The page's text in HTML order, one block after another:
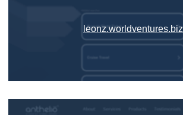
leonz.worldventures.biz